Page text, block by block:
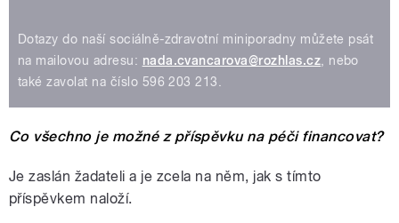
Dotazy do naší sociálně-zdravotní miniporadny můžete psát
na mailovou adresu: nada.cvancarova@rozhlas.cz , nebo
také zavolat na číslo 596 203 213.
Co všechno je možné z příspěvku na péči financovat?
Je zaslán žadateli a je zcela na něm, jak s tímto
příspěvkem naloží.